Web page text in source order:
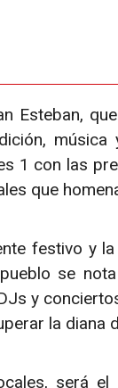
Esteban,
1 con las
que
festivo y
se
y
la diana
será